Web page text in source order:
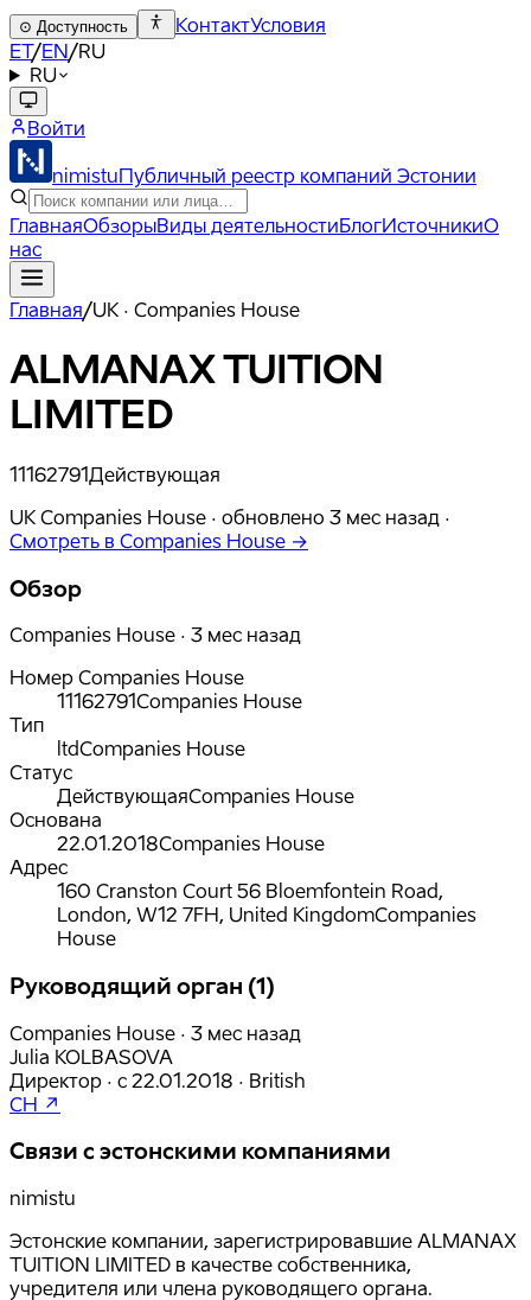
⊙ Доступность КонтактУсловия
ET/EN/RU
RU
Войти
nimistuПубличный реестр компаний Эстонии
ГлавнаяОбзорыВиды деятельностиБлогИсточникиО
нас
Главная/UK · Companies House
ALMANAX TUITION
LIMITED
11162791Действующая
UK Companies House · обновлено 3 мес назад ·
Смотреть в Companies House →
Обзор
Companies House · 3 мес назад
Номер Companies House
11162791Companies House
Тип
ltdCompanies House
Статус
ДействующаяCompanies House
Основана
22.01.2018Companies House
Адрес
160 Cranston Court 56 Bloemfontein Road,
London, W12 7FH, United KingdomCompanies
House
Руководящий орган (1)
Companies House · 3 мес назад
Julia KOLBASOVA
Директор · с 22.01.2018 · British
CH ↗
Связи с эстонскими компаниями
nimistu
Эстонские компании, зарегистрировавшие ALMANAX
TUITION LIMITED в качестве собственника,
учредителя или члена руководящего органа.